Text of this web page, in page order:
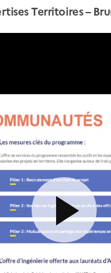
Territoires –